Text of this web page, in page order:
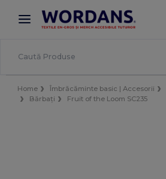
× Aplicația Wordans
Prețuri mai bune în aplicație!
Home Îmbrăcăminte basic | Accesorii
Bărbați
Fruit of the Loom SC235